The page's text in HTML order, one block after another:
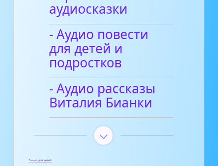
аудиосказки
- Аудио повести
для детей и
подростков
- Аудио рассказы
Виталия Бианки
Басни для детей